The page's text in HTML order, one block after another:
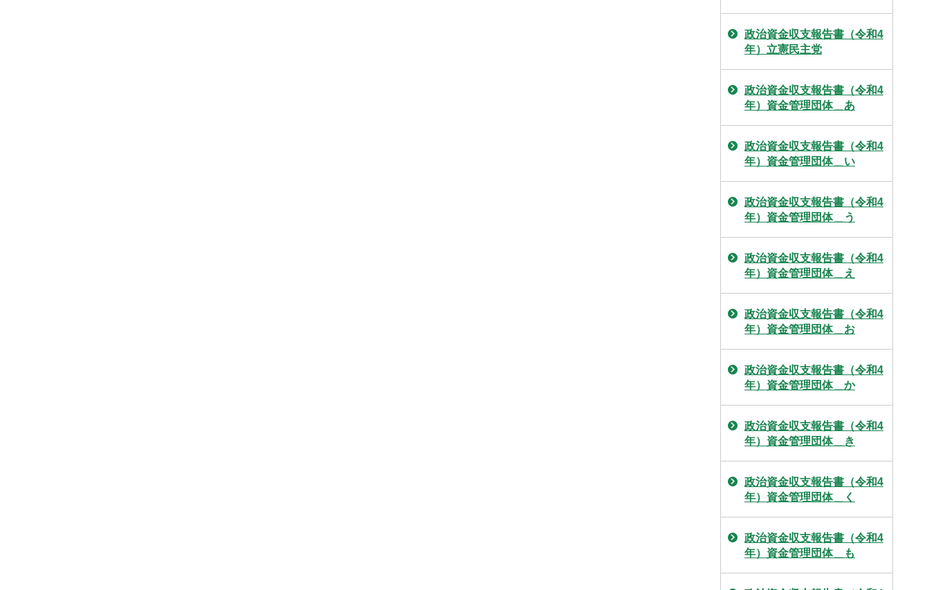
政治資金収支報告書（令和4
年）立憲民主党
政治資金収支報告書（令和4
年）資金管理団体＿あ
政治資金収支報告書（令和4
年）資金管理団体＿い
政治資金収支報告書（令和4
年）資金管理団体＿う
政治資金収支報告書（令和4
年）資金管理団体＿え
政治資金収支報告書（令和4
年）資金管理団体＿お
政治資金収支報告書（令和4
年）資金管理団体＿か
政治資金収支報告書（令和4
年）資金管理団体＿き
政治資金収支報告書（令和4
年）資金管理団体＿く
政治資金収支報告書（令和4
年）資金管理団体＿も